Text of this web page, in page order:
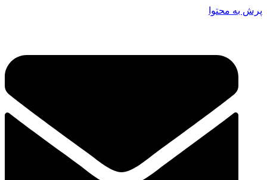
پرش به محتوا